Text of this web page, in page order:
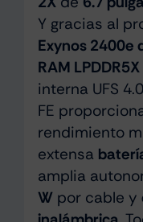
Y gracias al
Exynos 2400e
RAM LPDDR5X
interna UFS
FE
rendimiento
extensa
amplia
Wpor cable y